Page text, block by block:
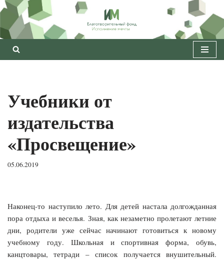
Перейти
к
содержимому
Учебники от
издательства
«Просвещение»
05.06.2019
Наконец-то наступило лето. Для детей настала долгожданная
пора отдыха и веселья. Зная, как незаметно пролетают летние
дни, родители уже сейчас начинают готовиться к новому
учебному году. Школьная и спортивная форма, обувь,
канцтовары, тетради – список получается внушительный.